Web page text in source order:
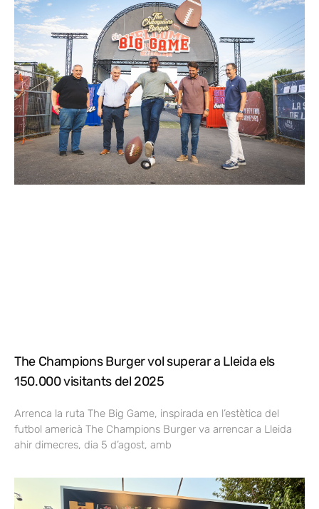
The Champions Burger vol superar a Lleida els
150.000 visitants del 2025
Arrenca la ruta The Big Game, inspirada en l’estètica del
futbol americà The Champions Burger va arrencar a Lleida
ahir dimecres, dia 5 d’agost, amb